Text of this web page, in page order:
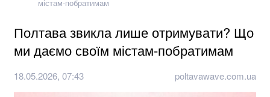
містам-побратимам
Полтава звикла лише отримувати? Що
ми даємо своїм містам-побратимам
18.05.2026, 07:43 poltavawave.com.ua